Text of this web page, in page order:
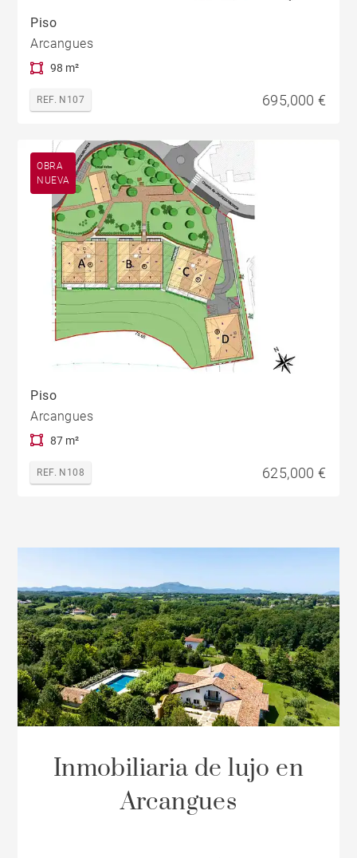
Piso
Arcangues
98 m²
REF. N107 695,000 €
OBRA
NUEVA
Piso
Arcangues
87 m²
REF. N108 625,000 €
Inmobiliaria de lujo en
Arcangues